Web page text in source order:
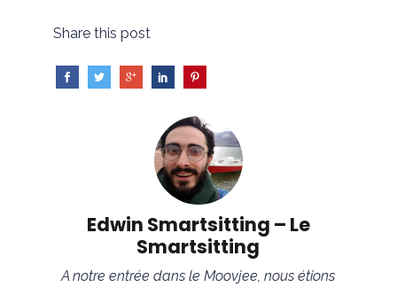
Share this post
Edwin Smartsitting – Le
Smartsitting
A notre entrée dans le Moovjee, nous étions